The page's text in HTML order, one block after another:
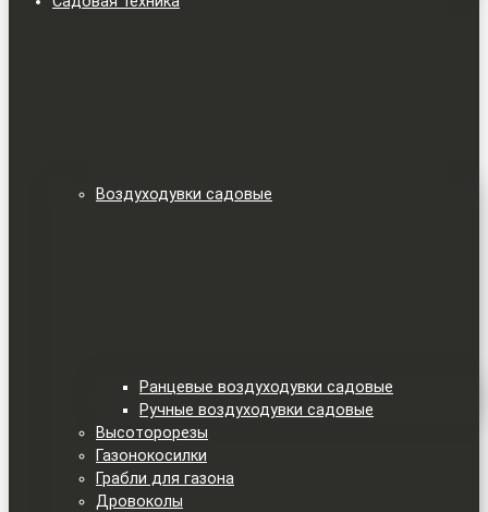
Воздуходувки садовые
Ранцевые воздуходувки садовые
Ручные воздуходувки садовые
Высоторорезы
Газонокосилки
Грабли для газона
Дровоколы